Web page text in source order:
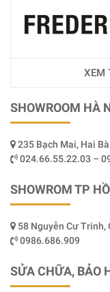
XEM
SHOWROOM HÀ
235 Bạch Mai, Hai
024.66.55.22.03 –
SHOWROM TP
58 Nguyễn Cư Trinh,
0986.686.909
SỬA CHỮA, BẢO